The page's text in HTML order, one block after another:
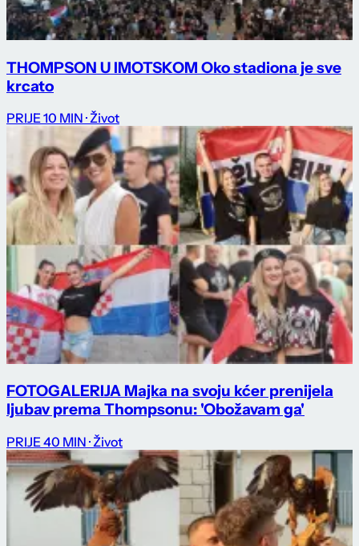
THOMPSON U IMOTSKOM Oko stadiona je sve
krcato
PRIJE 10 MIN · Život
FOTOGALERIJA Majka na svoju kćer prenijela
ljubav prema Thompsonu: 'Obožavam ga'
PRIJE 40 MIN · Život